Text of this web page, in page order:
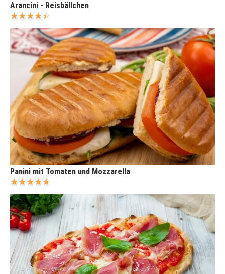
Arancini - Reisbällchen
Panini mit Tomaten und Mozzarella